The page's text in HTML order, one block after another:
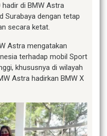
di BMW Astra
Surabaya dengan tetap
secara ketat.
Astra mengatakan
terhadap mobil Sport
khususnya di wilayah
Astra hadirkan BMW X